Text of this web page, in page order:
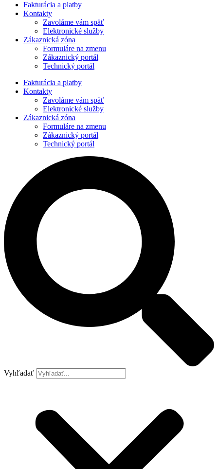
Fakturácia a platby
Kontakty
Zavoláme vám späť
Elektronické služby
Zákaznická zóna
Formuláre na zmenu
Zákaznický portál
Technický portál
Fakturácia a platby
Kontakty
Zavoláme vám späť
Elektronické služby
Zákaznická zóna
Formuláre na zmenu
Zákaznický portál
Technický portál
Vyhľadať